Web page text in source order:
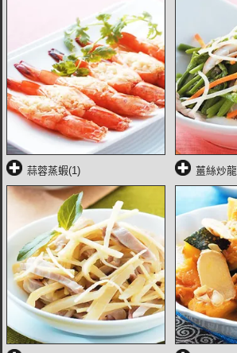
蒜蓉蒸蝦(1) 薑絲炒